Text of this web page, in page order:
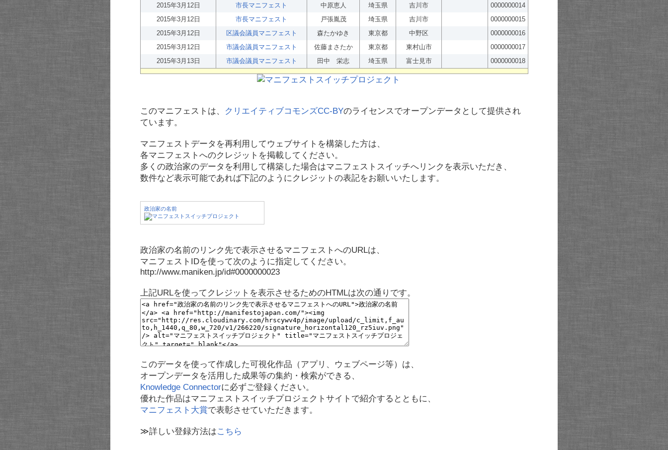
2015年3月12日
市長マニフェスト 中原恵人 埼玉県 吉川市
0000000014
2015年3月12日
市長マニフェスト 戸張胤茂 埼玉県 吉川市
0000000015
2015年3月12日
区議会議員マニフェスト 森たかゆき 東京都 中野区
0000000016
2015年3月12日
市議会議員マニフェスト 佐藤まさたか 東京都 東村山市
0000000017
2015年3月13日
市議会議員マニフェスト 田中 栄志 埼玉県 富士見市 0000000018
このマニフェストは、 クリエイティブコモンズCC-BYのライセンスでオープンデータとして提供され
ています。
マニフェストデータを再利用してウェブサイトを構築した方は、
各マニフェストへのクレジットを掲載してください。
多くの政治家のデータを利用して構築した場合はマニフェストスイッチへリンクを表示いただき、
数件など表示可能であれば下記のようにクレジットの表記をお願いいたします。
政治家の名前
政治家の名前のリンク先で表示させるマニフェストへのURLは、
マニフェストIDを使って次のように指定してください。
http://www.maniken.jp/id#0000000023
上記URLを使ってクレジットを表示させるためのHTMLは次の通りです。
このデータを使って作成した可視化作品（アプリ、ウェブページ等）は、
オープンデータを活用した成果等の集約・検索ができる、
Knowledge Connectorに必ずご登録ください。
優れた作品はマニフェストスイッチプロジェクトサイトで紹介するとともに、
マニフェスト大賞で表彰させていただきます。
≫詳しい登録方法はこちら